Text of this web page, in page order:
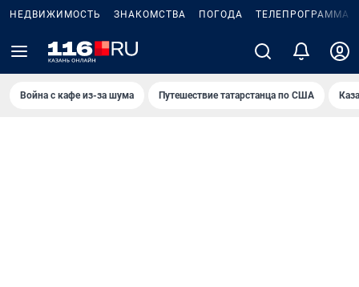
НЕДВИЖИМОСТЬ ЗНАКОМСТВА ПОГОДА ТЕЛЕПРОГРАММА
Война с кафе из-за шума Путешествие татарстанца по США